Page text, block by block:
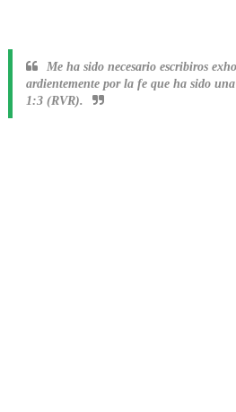
Me ha sido necesario escribiros
ardientemente por la fe que ha sido una
1:3 (RVR).